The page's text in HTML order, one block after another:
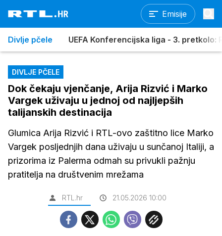
Emisije
Divlje pčele UEFA Konferencijska liga - 3. pretkolo:
DIVLJE PČELE
Dok čekaju vjenčanje, Arija Rizvić i Marko
Vargek uživaju u jednoj od najljepših
talijanskih destinacija
Glumica Arija Rizvić i RTL-ovo zaštitno lice Marko
Vargek posljednjih dana uživaju u sunčanoj Italiji, a
prizorima iz Palerma odmah su privukli pažnju
pratitelja na društvenim mrežama
RTL.hr 21.05.2026 10:00